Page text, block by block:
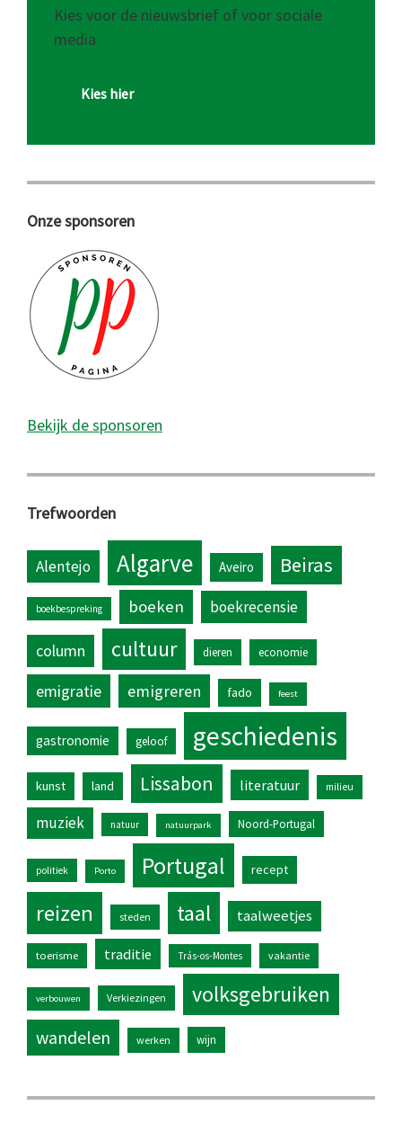
Kies voor de nieuwsbrief of voor sociale
media
Kies hier
Onze sponsoren
Bekijk de sponsoren
Trefwoorden
Alentejo Algarve Aveiro Beiras
boekbespreking boeken boekrecensie
column cultuur dieren economie
emigratie emigreren fado feest
gastronomie geloof geschiedenis
kunst land Lissabon literatuur milieu
muziek natuur natuurpark Noord-Portugal
politiek Porto Portugal recept
reizen steden taal taalweetjes
toerisme traditie Trás-os-Montes vakantie
verbouwen Verkiezingen volksgebruiken
wandelen werken wijn